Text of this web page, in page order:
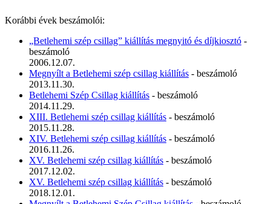
Korábbi évek beszámolói:
„Betlehemi szép csillag” kiállítás megnyitó és díjkiosztó -
beszámoló
2006.12.07.
Megnyílt a Betlehemi szép csillag kiállítás - beszámoló
2013.11.30.
Betlehemi Szép Csillag kiállítás - beszámoló
2014.11.29.
XIII. Betlehemi szép csillag kiállítás - beszámoló
2015.11.28.
XIV. Betlehemi szép csillag kiállítás - beszámoló
2016.11.26.
XV. Betlehemi szép csillag kiállítás - beszámoló
2017.12.02.
XV. Betlehemi szép csillag kiállítás - beszámoló
2018.12.01.